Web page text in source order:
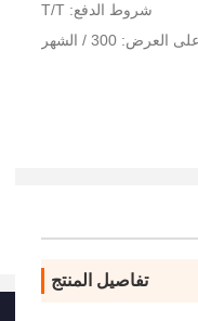
شروط الدفع: T/T
300 / الشهر
تفاصيل المنتج